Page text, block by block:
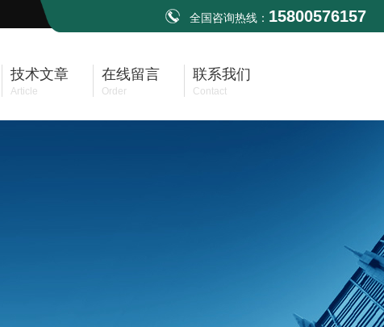
全国咨询热线： 15800576157
技术文章
Article
在线留言
Order
联系我们
Contact